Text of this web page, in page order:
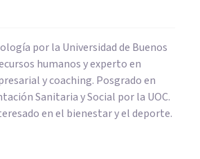
por la Universidad de Buenos
humanos y experto en
y coaching. Posgrado en
Sanitaria y Social por la UOC.
en el bienestar y el deporte.